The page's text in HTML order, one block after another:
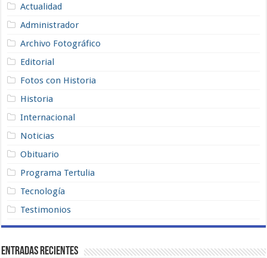
Actualidad
Administrador
Archivo Fotográfico
Editorial
Fotos con Historia
Historia
Internacional
Noticias
Obituario
Programa Tertulia
Tecnología
Testimonios
Entradas recientes